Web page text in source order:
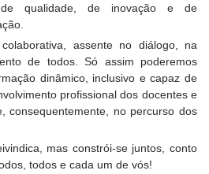
qualidade, de inovação e de
assente no diálogo, na
de todos. Só assim poderemos
dinâmico, inclusivo e capaz de
profissional dos docentes e
consequentemente, no percurso dos
mas constrói-se juntos, conto
todos e cada um de vós!